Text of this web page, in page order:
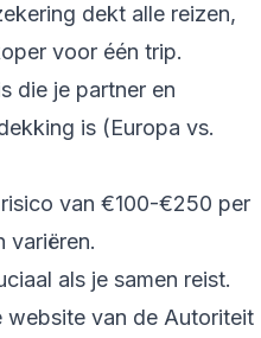
dekt alle reizen,
voor één trip.
die je partner en
is (Europa vs.
van €100-€250 per
variëren.
als je samen reist.
website van de Autoriteit